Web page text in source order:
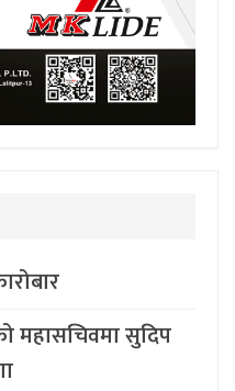
महासचिवमा सुदिप